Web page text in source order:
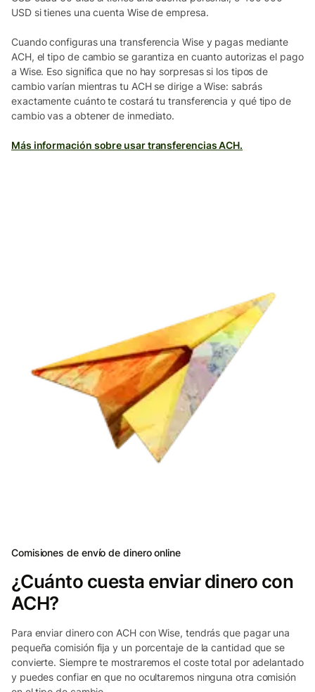
USD si tienes una cuenta Wise de empresa.
Cuando configuras una transferencia Wise y pagas mediante
ACH, el tipo de cambio se garantiza en cuanto autorizas el pago
a Wise. Eso significa que no hay sorpresas si los tipos de
cambio varían mientras tu ACH se dirige a Wise: sabrás
exactamente cuánto te costará tu transferencia y qué tipo de
cambio vas a obtener de inmediato.
Más información sobre usar transferencias ACH.
Comisiones de envío de dinero online
¿Cuánto cuesta enviar dinero con
ACH?
Para enviar dinero con ACH con Wise, tendrás que pagar una
pequeña comisión fija y un porcentaje de la cantidad que se
convierte. Siempre te mostraremos el coste total por adelantado
y puedes confiar en que no ocultaremos ninguna otra comisión